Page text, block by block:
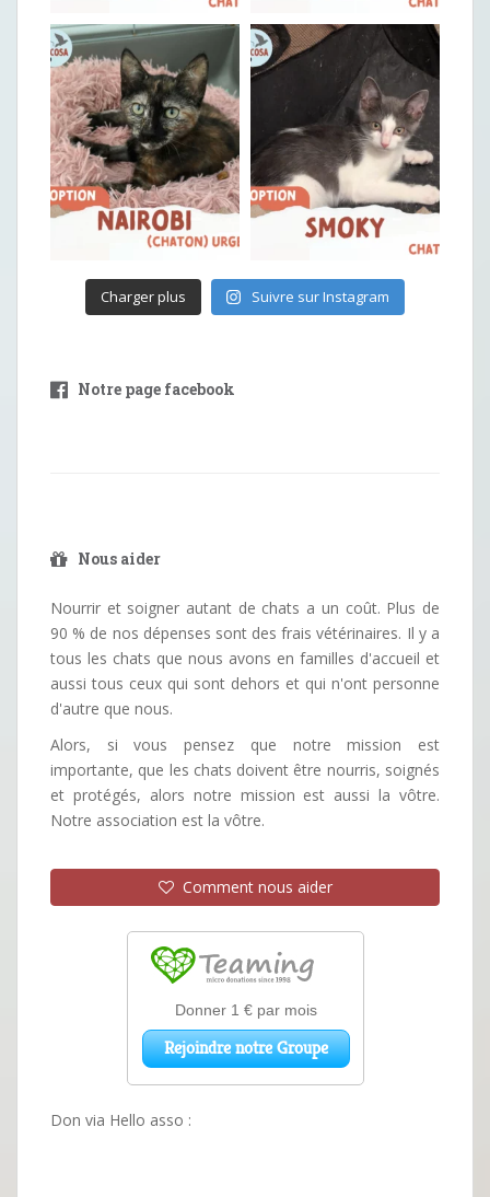
Charger plus Suivre sur Instagram
Notre page facebook
Nous aider
Nourrir et soigner autant de chats a un coût. Plus de
90 % de nos dépenses sont des frais vétérinaires. Il y a
tous les chats que nous avons en familles d'accueil et
aussi tous ceux qui sont dehors et qui n'ont personne
d'autre que nous.
Alors, si vous pensez que notre mission est
importante, que les chats doivent être nourris, soignés
et protégés, alors notre mission est aussi la vôtre.
Notre association est la vôtre.
Comment nous aider
Don via Hello asso :